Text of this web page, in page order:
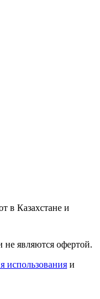
в Казахстане и
не являются офертой.
использования и